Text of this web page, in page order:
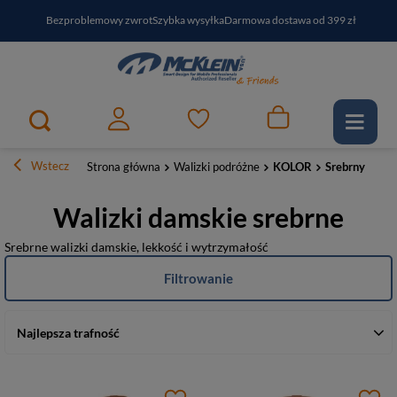
Bezproblemowy zwrotSzybka wysyłkaDarmowa dostawa od 399 zł
PayPo - kup i zapłać za30 dniZapisz się do newslettera i odbierz RABAT
Wstecz Strona główna Walizki podróżne KOLOR Srebrny
Walizki damskie srebrne
Srebrne walizki damskie, lekkość i wytrzymałość
Najlepsza trafność
Filtrowanie